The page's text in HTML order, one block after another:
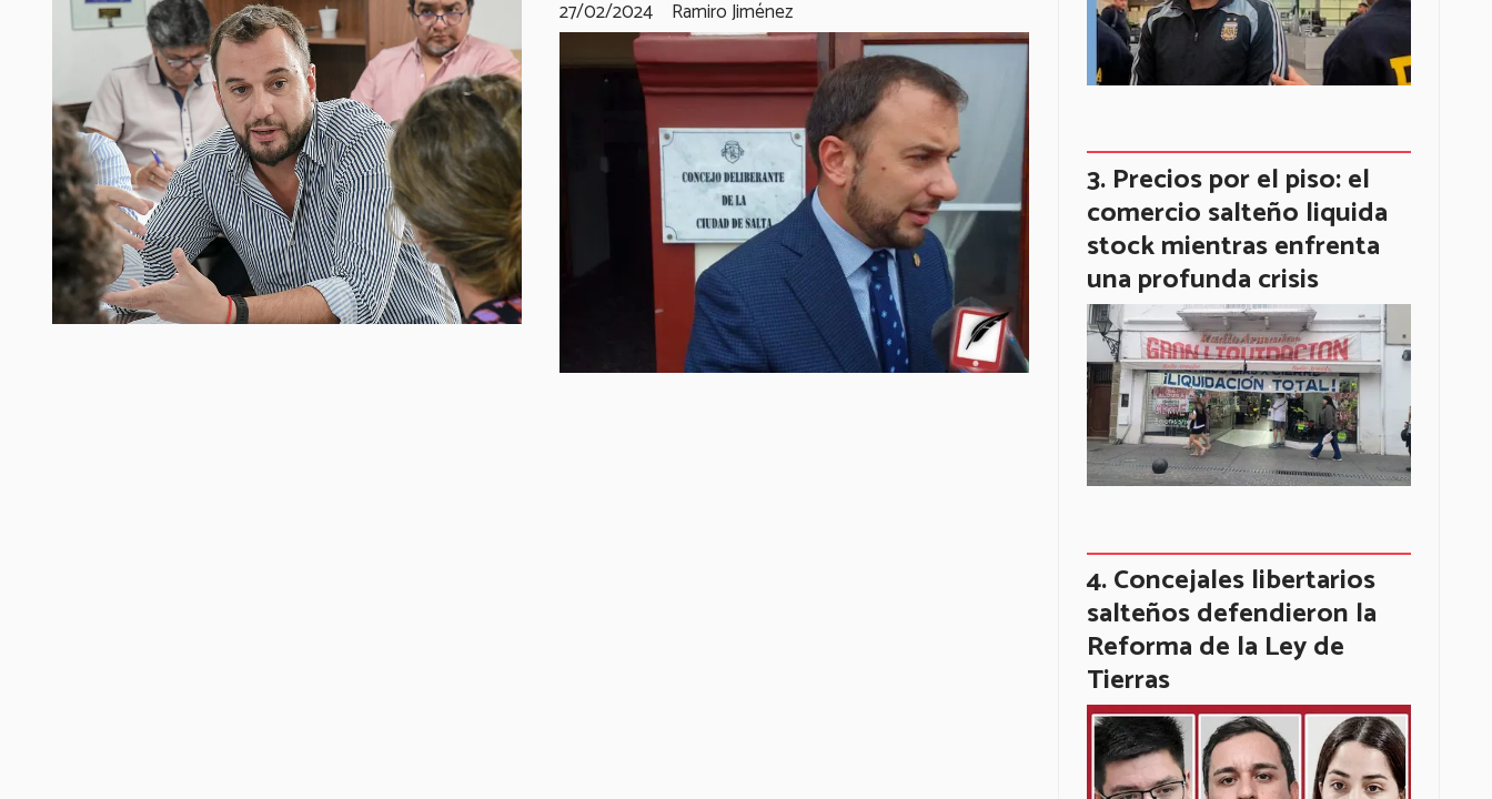
Ramiro Jiménez
27/02/2024
Precios por el piso: el
comercio salteño liquida
stock mientras enfrenta
una profunda crisis
Concejales libertarios
salteños defendieron la
Reforma de la Ley de
Tierras